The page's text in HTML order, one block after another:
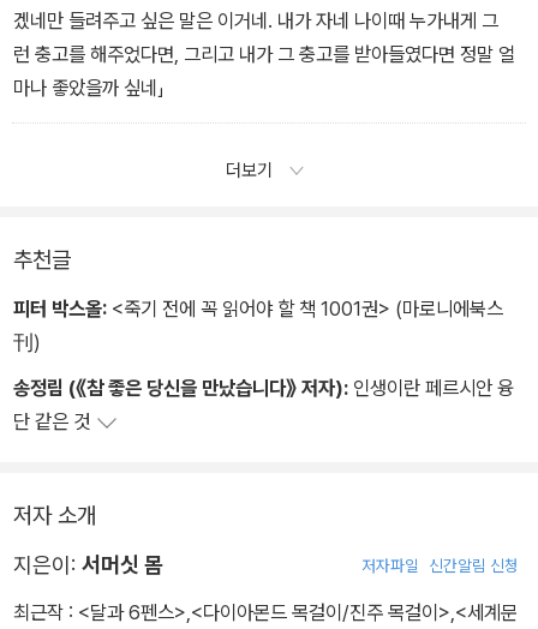
각을 세상 사람들에게 강제하게 되면 세상은 우리를 위대한 화가라
고 부르지. 그러지 못하면 사람들은 우리를 무시해. 그러나 우리 자신
은 마찬가지야.
위대하다든가 시시하다든가에 아무런 의미도 부여하지 않으니까. 우
리는 그림을 통해 얻을 수 있는 것을 다 얻었으니까
겠네만 들려주고 싶은 말은 이거네. 내가 자네 나이때 누가내게 그
런 충고를 해주었다면, 그리고 내가 그 충고를 받아들였다면 정말 얼
마나 좋았을까 싶네」
더보기
추천글
피터 박스올: <죽기 전에 꼭 읽어야 할 책 1001권> (마로니에북스
刊)
송정림 (《참 좋은 당신을 만났습니다》 저자): 인생이란 페르시안 융
단 같은 것
저자 소개
지은이: 서머싯 몸 저자파일 신간알림 신청
최근작 : <달과 6펜스>,<다이아몬드 목걸이/진주 목걸이>,<세계문